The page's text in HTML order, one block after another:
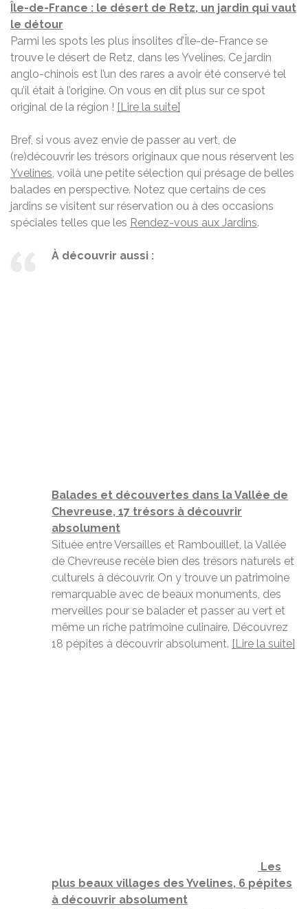
Île-de-France : le désert de Retz, un jardin qui vaut
le détour
Parmi les spots les plus insolites d’Île-de-France se
trouve le désert de Retz, dans les Yvelines. Ce jardin
anglo-chinois est l’un des rares a avoir été conservé tel
qu’il était à l’origine. On vous en dit plus sur ce spot
original de la région ! [Lire la suite]
Bref, si vous avez envie de passer au vert, de
(re)découvrir les trésors originaux que nous réservent les
Yvelines, voilà une petite sélection qui présage de belles
balades en perspective. Notez que certains de ces
jardins se visitent sur réservation ou à des occasions
spéciales telles que les Rendez-vous aux Jardins.
À découvrir aussi :
Balades et découvertes dans la Vallée de
Chevreuse, 17 trésors à découvrir
absolument
Située entre Versailles et Rambouillet, la Vallée
de Chevreuse recèle bien des trésors naturels et
culturels à découvrir. On y trouve un patrimoine
remarquable avec de beaux monuments, des
merveilles pour se balader et passer au vert et
même un riche patrimoine culinaire. Découvrez
18 pépites à découvrir absolument. [Lire la suite]
Les
plus beaux villages des Yvelines, 6 pépites
à découvrir absolument